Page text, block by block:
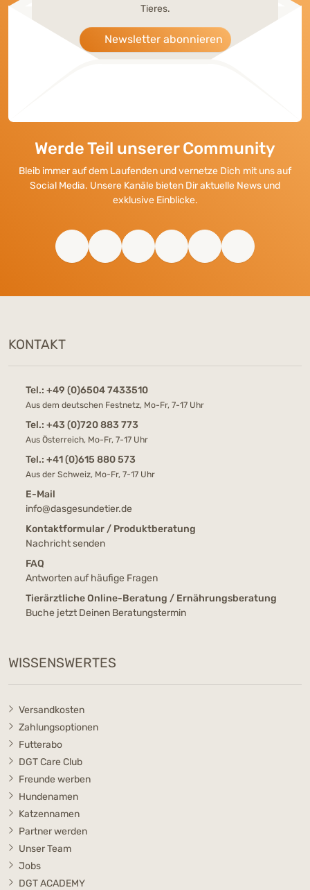
Tieres.
Newsletter abonnieren
Werde Teil unserer Community
Bleib immer auf dem Laufenden und vernetze Dich mit uns auf
Social Media. Unsere Kanäle bieten Dir aktuelle News und
exklusive Einblicke.
KONTAKT
Tel.: +49 (0)6504 7433510
Aus dem deutschen Festnetz, Mo-Fr, 7-17 Uhr
Tel.: +43 (0)720 883 773
Aus Österreich, Mo-Fr, 7-17 Uhr
Tel.: +41 (0)615 880 573
Aus der Schweiz, Mo-Fr, 7-17 Uhr
E-Mail
info@dasgesundetier.de
Kontaktformular / Produktberatung
Nachricht senden
FAQ
Antworten auf häufige Fragen
Tierärztliche Online-Beratung / Ernährungsberatung
Buche jetzt Deinen Beratungstermin
WISSENSWERTES
Versandkosten
Zahlungsoptionen
Futterabo
DGT Care Club
Freunde werben
Hundenamen
Katzennamen
Partner werden
Unser Team
Jobs
DGT ACADEMY